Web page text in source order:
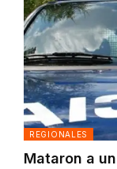
REGIONALES
Mataron a